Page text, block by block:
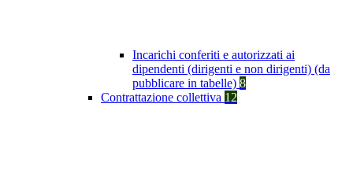
Incarichi conferiti e autorizzati ai
dipendenti (dirigenti e non dirigenti) (da
pubblicare in tabelle) 8
Contrattazione collettiva 12